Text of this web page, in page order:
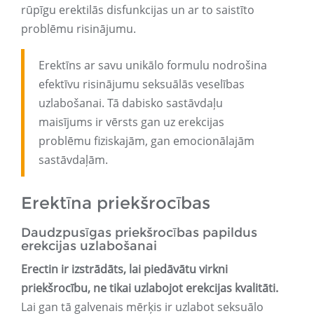
rūpīgu erektilās disfunkcijas un ar to saistīto
problēmu risinājumu.
Erektīns ar savu unikālo formulu nodrošina
efektīvu risinājumu seksuālās veselības
uzlabošanai. Tā dabisko sastāvdaļu
maisījums ir vērsts gan uz erekcijas
problēmu fiziskajām, gan emocionālajām
sastāvdaļām.
Erektīna priekšrocības
Daudzpusīgas priekšrocības papildus
erekcijas uzlabošanai
Erectin ir izstrādāts, lai piedāvātu virkni
priekšrocību, ne tikai uzlabojot erekcijas kvalitāti.
Lai gan tā galvenais mērķis ir uzlabot seksuālo